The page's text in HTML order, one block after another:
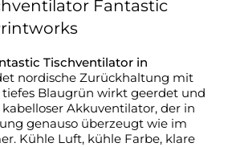
Fantastic
Tischventilator in
nordische Zurückhaltung mit
tiefes Blaugrün wirkt geerdet und
Akkuventilator, der in
genauso überzeugt wie im
Kühle Luft, kühle Farbe, klare